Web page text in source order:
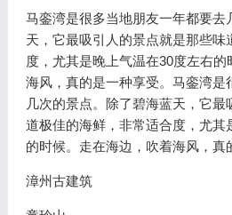
马銮湾是很多当地朋友一年都要去
天，它最吸引人的景点就是那些味
度，尤其是晚上气温在30度左右
海风，真的是一种享受。马銮湾是
几次的景点。除了碧海蓝天，它
道极佳的海鲜，非常适合度，尤其
的时候。走在海边，吹着海风，真
漳州古建筑